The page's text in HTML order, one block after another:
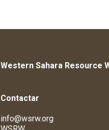
Western Sahara Resource
Contactar
info@wsrw.org